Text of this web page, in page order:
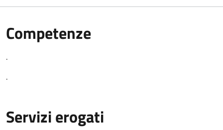
Competenze
.
.
Servizi erogati